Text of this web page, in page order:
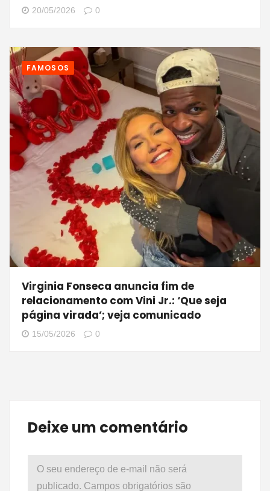
20/05/2026 0
FAMOSOS
Virginia Fonseca anuncia fim de
relacionamento com Vini Jr.: ‘Que seja
página virada’; veja comunicado
15/05/2026 0
Deixe um comentário
O seu endereço de e-mail não será
publicado. Campos obrigatórios são